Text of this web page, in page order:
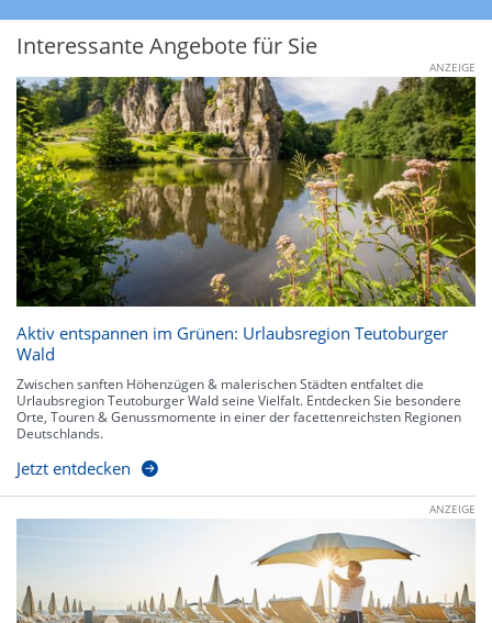
Interessante Angebote für Sie
ANZEIGE
Aktiv entspannen im Grünen: Urlaubsregion Teutoburger
Wald
Zwischen sanften Höhenzügen & malerischen Städten entfaltet die
Urlaubsregion Teutoburger Wald seine Vielfalt. Entdecken Sie besondere
Orte, Touren & Genussmomente in einer der facettenreichsten Regionen
Deutschlands.
Jetzt entdecken
ANZEIGE